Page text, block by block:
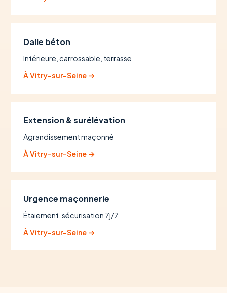
Dalle béton
Intérieure, carrossable, terrasse
À Vitry-sur-Seine →
Extension & surélévation
Agrandissement maçonné
À Vitry-sur-Seine →
Urgence maçonnerie
Étaiement, sécurisation 7j/7
À Vitry-sur-Seine →